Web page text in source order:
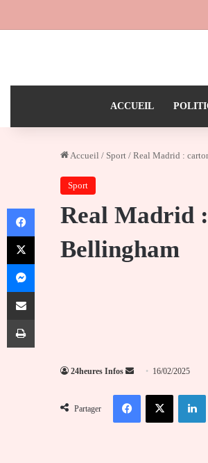
ACCUEIL
Accueil / Sport / Real Madrid :
Sport
Real Madrid
Bellingham
24heures Infos
Envoyer
courriel
16/02/2025
Partager
FacebookX
Facebook
X
Messenger
Partager par email